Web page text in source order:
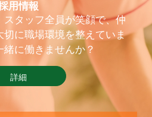
用情報
タッフ全員が笑顔で、仲
に職場環境を整えていま
に働きませんか？
詳細